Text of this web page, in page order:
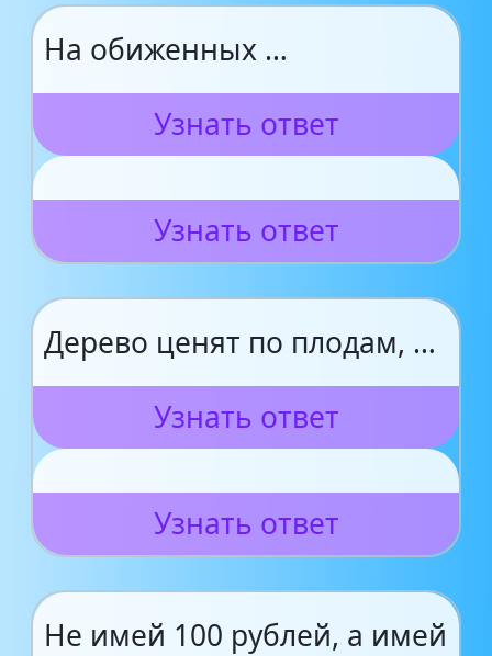
На обиженных …
Узнать ответ
Узнать ответ
Дерево ценят по плодам, …
Узнать ответ
Узнать ответ
Не имей 100 рублей, а имей